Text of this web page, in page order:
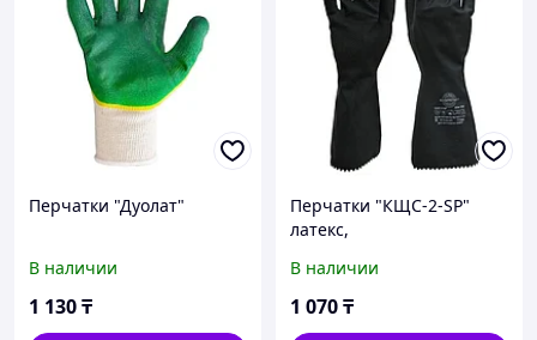
Перчатки "Дуолат"
В наличии
1 130₸
Перчатки "КЩС-2-SP"
латекс,
В наличии
1 070₸